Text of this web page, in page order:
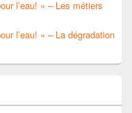
l’eau! » – Les métiers
l’eau! » – La dégradation